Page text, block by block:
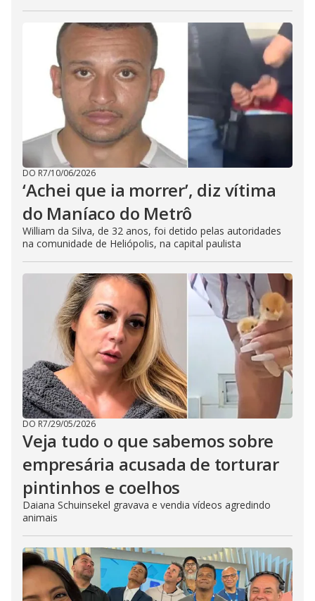
DO R7/10/06/2026
‘Achei que ia morrer’, diz vítima
do Maníaco do Metrô
William da Silva, de 32 anos, foi detido pelas autoridades
na comunidade de Heliópolis, na capital paulista
DO R7/29/05/2026
Veja tudo o que sabemos sobre
empresária acusada de torturar
pintinhos e coelhos
Daiana Schuinsekel gravava e vendia vídeos agredindo
animais